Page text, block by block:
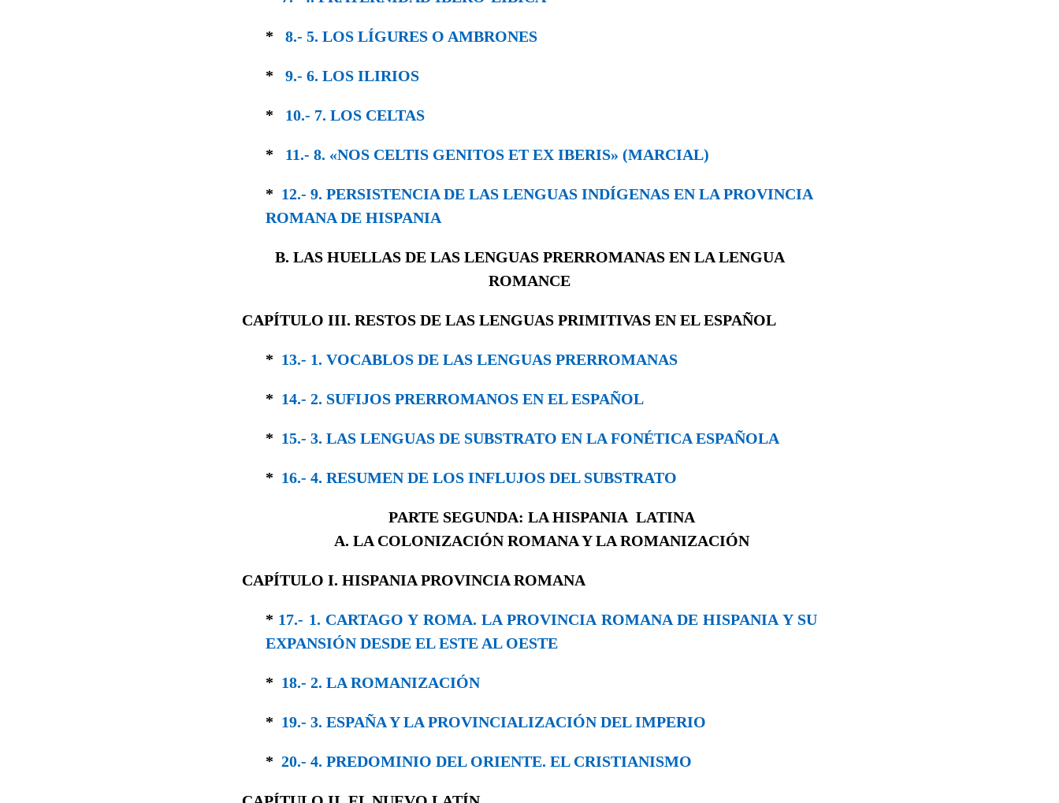
* 8.- 5. LOS LÍGURES O AMBRONES
* 9.- 6. LOS ILIRIOS
* 10.- 7. LOS CELTAS
* 11.- 8. «NOS CELTIS GENITOS ET EX IBERIS» (MARCIAL)
* 12.- 9. PERSISTENCIA DE LAS LENGUAS IN­DÍGENAS EN LA PROVINCIA
ROMANA DE HISPANIA
B. LAS HUELLAS DE LAS LENGUAS PRERROMANAS EN LA LENGUA
ROMANCE
CAPÍTULO III. RESTOS DE LAS LENGUAS PRIMITIVAS EN EL ESPAÑOL
* 13.- 1. VOCABLOS DE LAS LENGUAS PRERRO­MANAS
* 14.- 2. SUFIJOS PRERROMANOS EN EL ESPAÑOL
* 15.- 3. LAS LENGUAS DE SUBSTRATO EN LA FONÉTICA ESPAÑOLA
* 16.- 4. RESUMEN DE LOS INFLUJOS DEL SUBSTRATO
PARTE SEGUNDA: LA HISPANIA LATINA
A. LA COLONIZACIÓN ROMANA Y LA ROMANIZACIÓN
CAPÍTULO I. HISPANIA PROVINCIA ROMANA
* 17.- 1. CARTAGO Y ROMA. LA PROVINCIA ROMANA DE HISPANIA Y SU
EXPANSIÓN DESDE EL ESTE AL OESTE
* 18.- 2. LA ROMANIZACIÓN
* 19.- 3. ESPAÑA Y LA PROVINCIALIZACIÓN DEL IMPERIO
* 20.- 4. PREDOMINIO DEL ORIENTE. EL CRISTIANISMO